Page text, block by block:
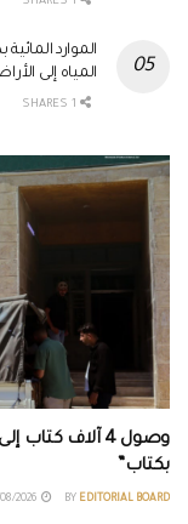
الموارد
المياه إلى
وصول 4 آلاف
بكتاب”
BY EDITORIAL BOARD